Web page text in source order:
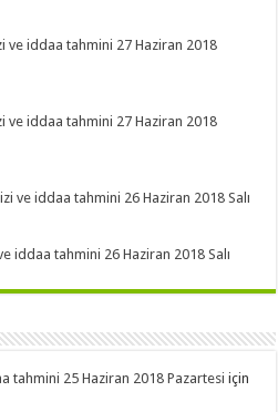
ve iddaa tahmini 27 Haziran 2018
ve iddaa tahmini 27 Haziran 2018
ve iddaa tahmini 26 Haziran 2018 Salı
iddaa tahmini 26 Haziran 2018 Salı
tahmini 25 Haziran 2018 Pazartesi için